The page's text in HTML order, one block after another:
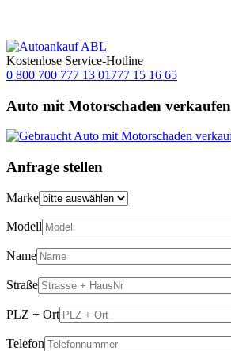
Kostenlose Service-Hotline
0 800 700 777 13 01777 15 16 65
Auto mit Motorschaden verkaufen
Anfrage stellen
Marke
Modell
Name
Straße
PLZ + Ort
Telefon